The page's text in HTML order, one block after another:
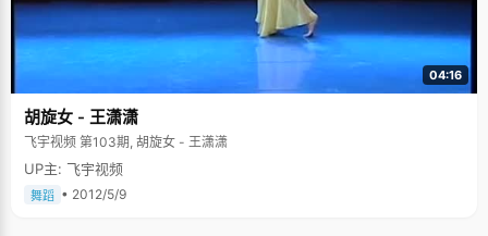
04:16
胡旋女 - 王潇潇
飞宇视频 第103期, 胡旋女 - 王潇潇
UP主: 飞宇视频
舞蹈 • 2012/5/9